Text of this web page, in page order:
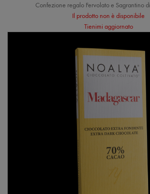
Confezione regalo Fervolato e Sagrantino
Il prodotto non è disponibile
Tienimi aggiornato